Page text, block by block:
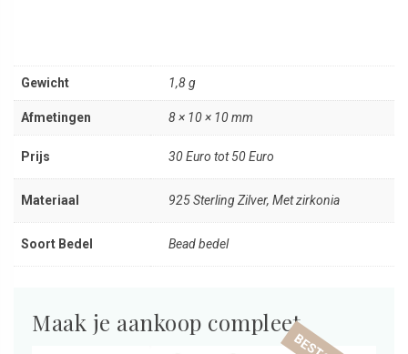
Gewicht 1,8 g
Afmetingen 8 × 10 × 10 mm
Prijs 30 Euro tot 50 Euro
Materiaal 925 Sterling Zilver, Met zirkonia
Soort Bedel Bead bedel
Maak je aankoop compleet